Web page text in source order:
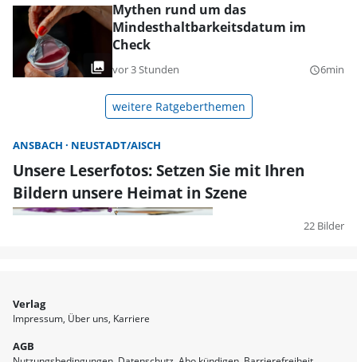
Mythen rund um das
Mindesthaltbarkeitsdatum im
Check
vor 3 Stunden query_builder6min
weitere Ratgeberthemen
ANSBACH NEUSTADT/AISCH
Unsere Leserfotos: Setzen Sie mit Ihren
Bildern unsere Heimat in Szene
22 Bilder
Verlag
Impressum Über uns Karriere
AGB